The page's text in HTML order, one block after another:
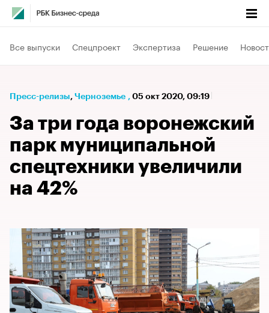
Все выпуски Спецпроект Экспертиза Решение
Пресс-релизы⁠, Черноземье , 05 окт 2020, 09:19
За три года воронежский
парк муниципальной
спецтехники увеличили
на 42%